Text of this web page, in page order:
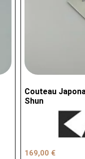
Couteau
Shun
169,00 €